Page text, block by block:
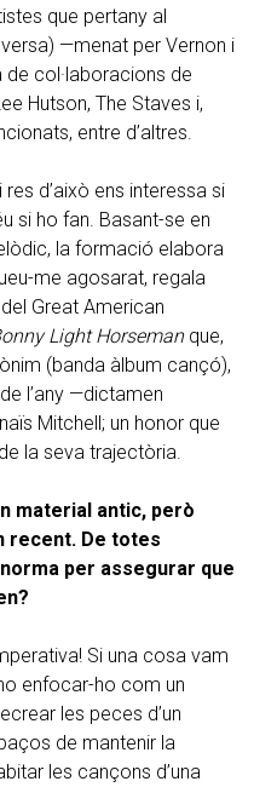
que pertany al
—menat per Vernon i
de col·laboracions de
Hutson, The Staves i,
entre d’altres.
d’això ens interessa si
si ho fan. Basant-se en
la formació elabora
me agosarat, regala
Great American
Light Horsemanque,
(banda àlbum cançó),
l’any —dictamen
Mitchell; un honor que
la seva trajectòria.
material antic, però
recent. De totes
per assegurar que
Si una cosa vam
enfocar-ho com un
les peces d’un
de mantenir la
les cançons d’una